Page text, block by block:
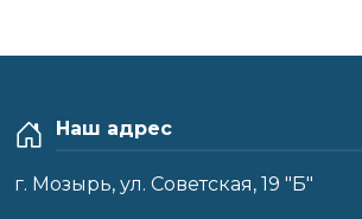
Наш адрес
г. Мозырь, ул. Советская, 19 "Б"